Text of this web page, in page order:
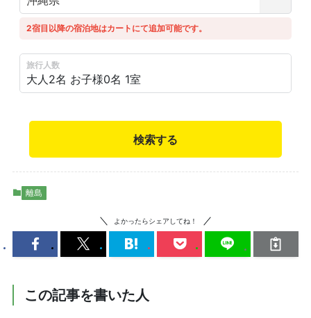
2宿目以降の宿泊地はカートにて追加可能です。
旅行人数
大人2名 お子様0名 1室
検索する
離島
よかったらシェアしてね！
この記事を書いた人